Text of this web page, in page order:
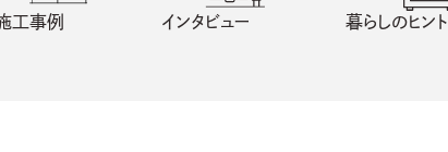
工事例 インタビュー 暮らしのヒント